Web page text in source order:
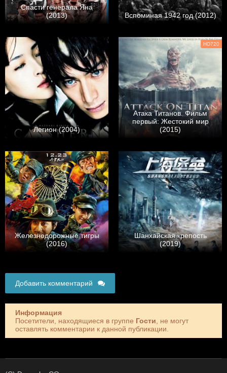
Спасти генерала Яна
(2013)
Вспоминая 1942 год (2012)
Легион (2004)
HD720
Атака Титанов. Фильм
первый: Жестокий мир
(2015)
Железнодорожные тигры
(2016)
Шанхайская крепость
(2019)
Добавить комментарий
Информация
Посетители, находящиеся в группе Гости , не могут
оставлять комментарии к данной публикации.